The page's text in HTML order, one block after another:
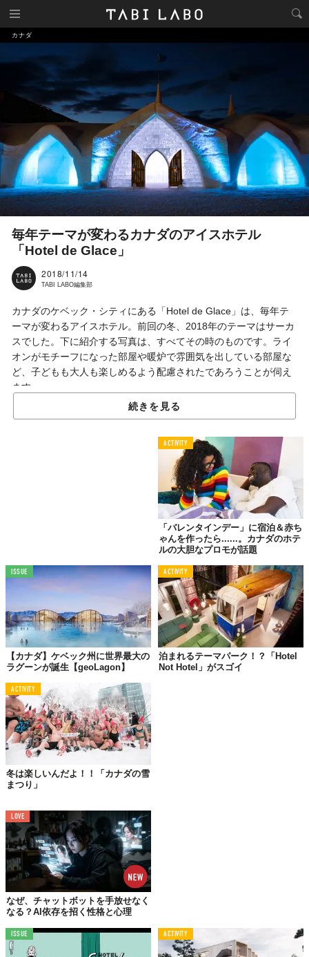
カナダ
毎年テーマが変わるカナダのアイスホテル
「Hotel de Glace」
2018/11/14
TABI LABO編集部
カナダのケベック・シティにある「Hotel de Glace」は、毎年テ
ーマが変わるアイスホテル。前回の冬、2018年のテーマはサーカ
スでした。下に紹介する写真は、すべてその時のものです。ライ
オンがモチーフになった部屋や暖炉で雰囲気を出している部屋な
ど、子どもも大人も楽しめるよう配慮されたであろうことが伺え
ます。
ちなみにホテルに問い合わせてみましたが、2019年のテーマはま
なるとのこと。そして、“建設”が始まるのは今月末からなのだそ
う。完成には6週間ほどかかるんだとか。ということで、2019年
の「Hotel de Glace」の全容はまだ誰も知らないというわけで
オープンは1月3日で確定しているようなので、気になる人は今か
ら冬休みの旅先にこのホテルを入れてみてもいいかも。期間は3月
16日まで（訪れるだけなら3月24日までOK）。
続きを見る
ACTIVITY
「バレンタインデー」に宿泊＆赤ち
ゃんを作ったら......。カナダのホテ
ルの大胆なプロモが話題
ISSUE
【カナダ】ケベック州に世界最大の
ラグーンが誕生【geoLagon】
ACTIVITY
泊まれるテーマパーク！？「Hotel
Not Hotel」がスゴイ
ACTIVITY
冬は楽しいんだよ！！「カナダの雪
まつり」
LOVE
なぜ、チャットボットを手放せなく
なる？AI依存を招く性格と心理
ISSUE ACTIVITY